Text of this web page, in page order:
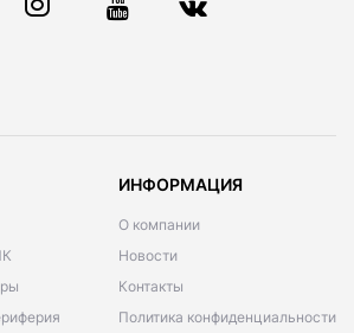
ИНФОРМАЦИЯ
О компании
Новости
Контакты
Политика конфиденциальности